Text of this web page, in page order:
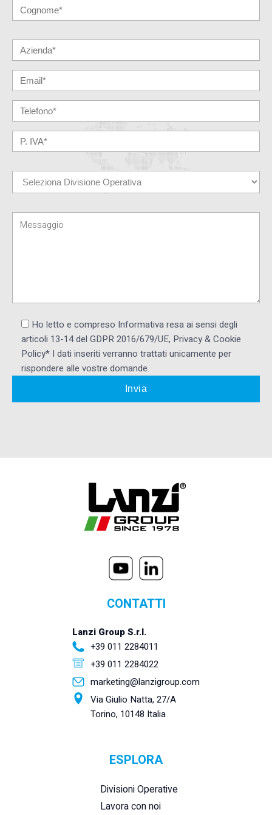
Ho letto e compreso Informativa resa ai ​sensi degli
articoli 13-14 del GDPR 2016/679/UE, Privacy & Cookie
Policy* I dati inseriti verranno trattati unicamente per
rispondere alle vostre domande.
CONTATTI
Lanzi Group S.r.l.
+39 011 2284011
+39 011 2284022
marketing@lanzigroup.com
Via Giulio Natta, 27/A
Torino, 10148 Italia
ESPLORA
Divisioni Operative
Lavora con noi